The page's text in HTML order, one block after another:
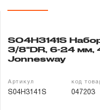
Контакты
S04H3141S
3/8"DR, 6-24 мм,
Jonnesway
Артикул
S04H3141S
код
047203